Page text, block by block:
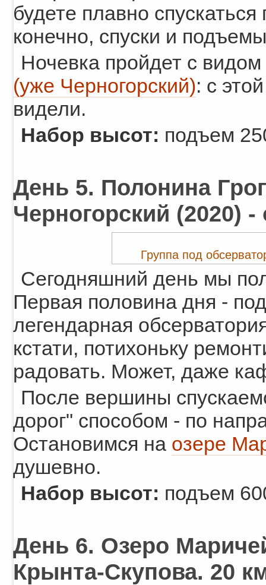
будете плавно
конечно, спуски и
Ночевка пройдет с
(уже Черногорский): с
видели.
Набор высот: подъем
День 5. Полонина
Черногорский (2020)
Группа под
Сегодняшний день мы
Первая половина дня -
легендарная
кстати, потихоньку
радовать. Может, даже
После вершины
дорог" способом - по
Остановимся на озере
душевно.
Набор высот: подъем
День 6. Озеро
Крынта-Скупова. 20